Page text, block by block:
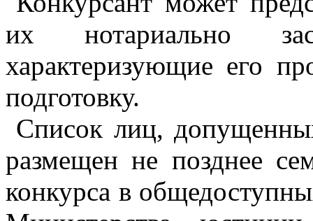
их нотариально
характеризующие его
подготовку.
Список лиц,
размещен не позднее
конкурса в